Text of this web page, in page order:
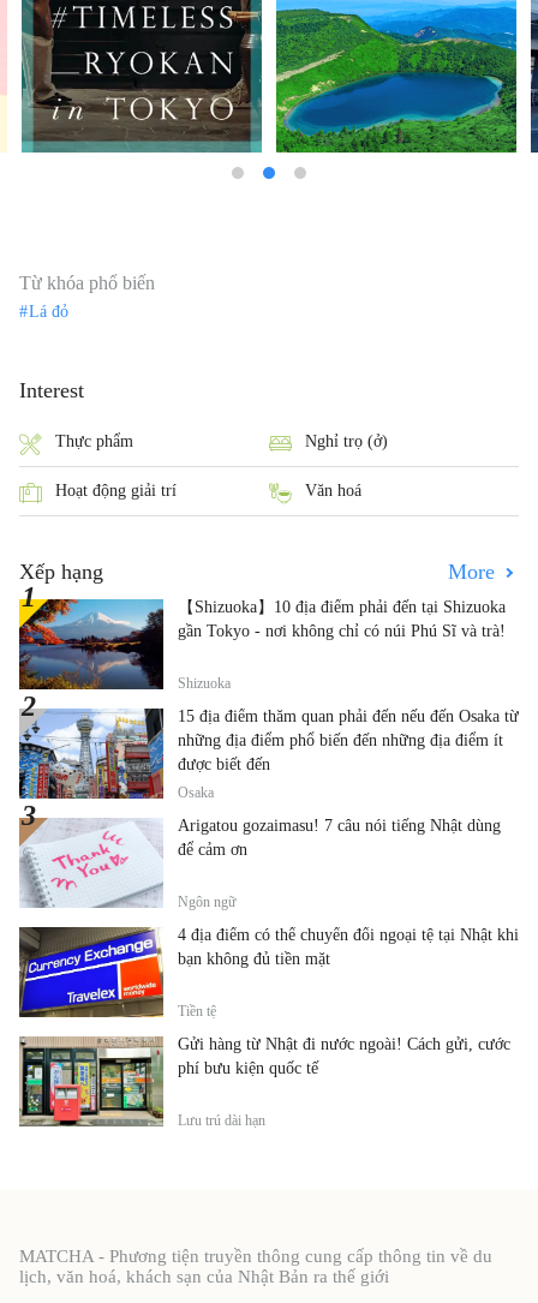
Từ khóa phổ biến
Lá đỏ
Interest
Thực phẩm Nghỉ trọ (ở)
Hoạt động giải trí Văn hoá
Xếp hạng More
【Shizuoka】10 địa điểm phải đến tại Shizuoka
gần Tokyo - nơi không chỉ có núi Phú Sĩ và trà!
Shizuoka
15 địa điểm thăm quan phải đến nếu đến Osaka từ
những địa điểm phổ biến đến những địa điểm ít
được biết đến
Osaka
Arigatou gozaimasu! 7 câu nói tiếng Nhật dùng
để cảm ơn
Ngôn ngữ
4 địa điểm có thể chuyển đổi ngoại tệ tại Nhật khi
bạn không đủ tiền mặt
Tiền tệ
Gửi hàng từ Nhật đi nước ngoài! Cách gửi, cước
phí bưu kiện quốc tế
Lưu trú dài hạn
MATCHA - Phương tiện truyền thông cung cấp thông tin về du
lịch, văn hoá, khách sạn của Nhật Bản ra thế giới